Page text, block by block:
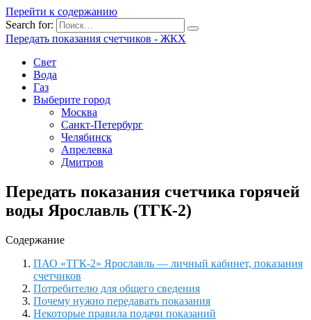
Перейти к содержанию
Search for:
Передать показания счетчиков - ЖКХ
Свет
Вода
Газ
Выберите город
Москва
Санкт-Петербург
Челябинск
Апрелевка
Дмитров
Передать показания счетчика горячей
воды Ярославль (ТГК-2)
Содержание
ПАО «ТГК-2» Ярославль — личный кабинет, показания
счетчиков
Потребителю для общего сведения
Почему нужно передавать показания
Некоторые правила подачи показаний